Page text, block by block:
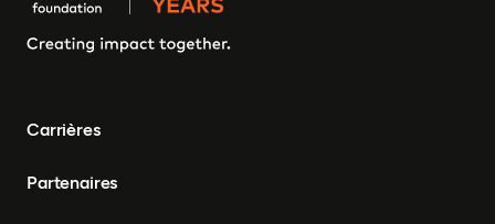
Carrières
Partenaires